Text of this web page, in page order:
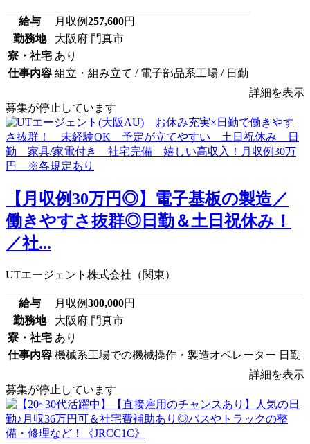
給与 月収例257,600円
勤務地
大阪府 門真市
寮・社宅 あり
仕事内容 組立・組み立て / 電子部品系工場 / 日勤
詳細を表示
募集が停止しています
【月収例30万円◎】電子基板の製造／
働きやすさ抜群◎日勤＆土日祝休み！
／社...
UTエージェント株式会社（関東）
給与 月収例300,000円
勤務地
大阪府 門真市
寮・社宅 あり
仕事内容 機械系工場での機械操作・製造オペレーター 日勤
詳細を表示
募集が停止しています